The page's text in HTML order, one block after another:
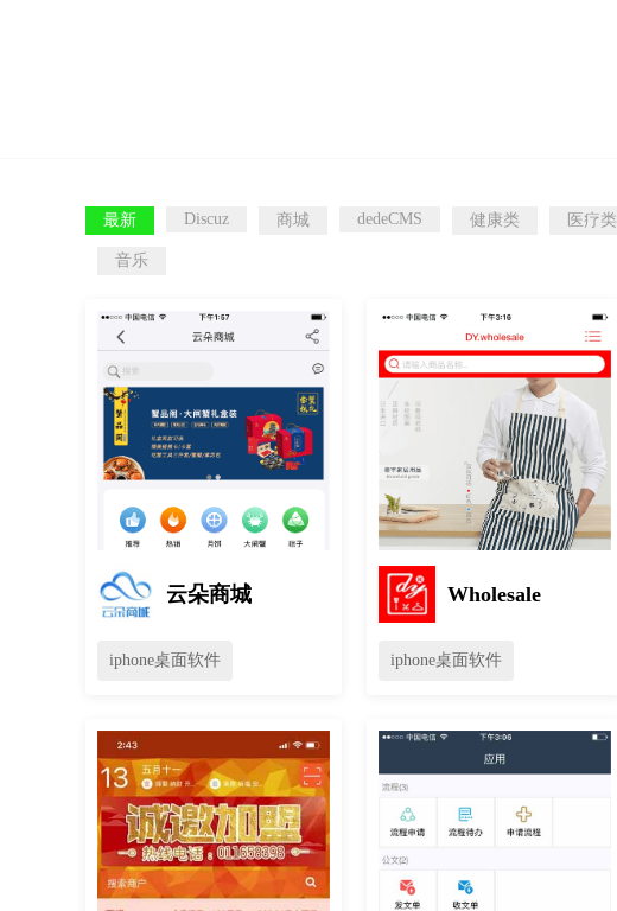
最新 Discuz 商城 dedeCMS 健康类 医疗类
音乐
云朵商城
iphone桌面软件
Wholesale
iphone桌面软件